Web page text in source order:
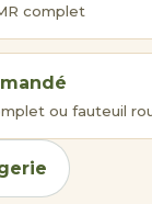
complet
ou fauteuil